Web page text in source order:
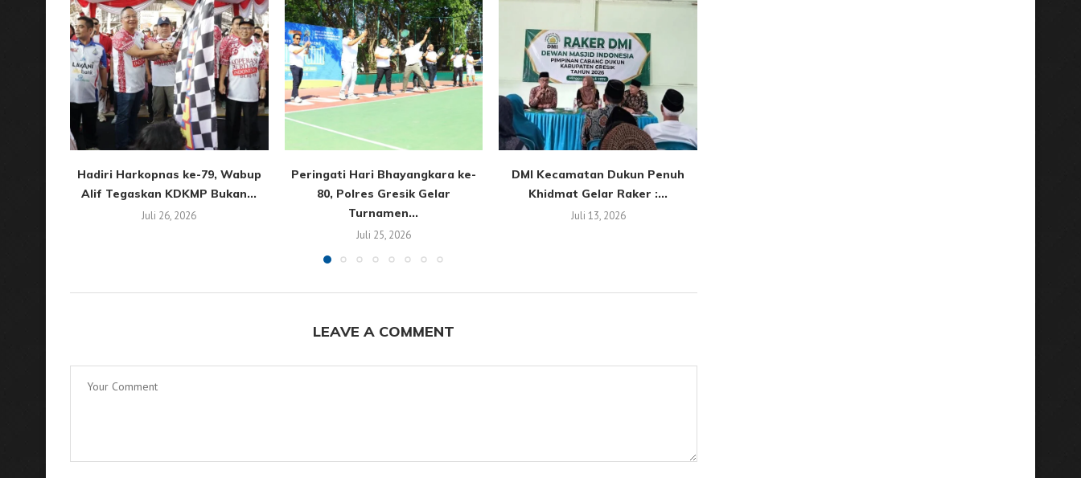
Hadiri Harkopnas ke-79, Wabup
Alif Tegaskan KDKMP Bukan...
Juli 26, 2026
Peringati Hari Bhayangkara ke-
80, Polres Gresik Gelar
Turnamen...
Juli 25, 2026
DMI Kecamatan Dukun Penuh
Khidmat Gelar Raker :...
Juli 13, 2026
LEAVE A COMMENT